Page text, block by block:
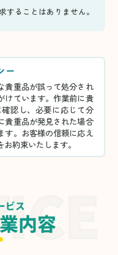
ることはありません。
ー
貴重品が誤って処分され
けています。作業前に貴
認し、必要に応じて分
貴重品が発見された場合
す。お客様の信頼に応え
約束いたします。
ビス
内容